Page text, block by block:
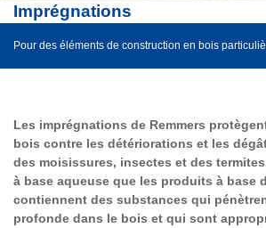
Imprégnations
Pour des éléments de construction en bois
Les imprégnations de Remmers
bois contre les détériorations et les
des moisissures, insectes et des
à base aqueuse que les produits à base
contiennent des substances qui
profonde dans le bois et qui sont